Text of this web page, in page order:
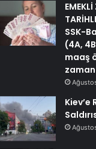
SSK-
(4A,
maaş
Kiev’e